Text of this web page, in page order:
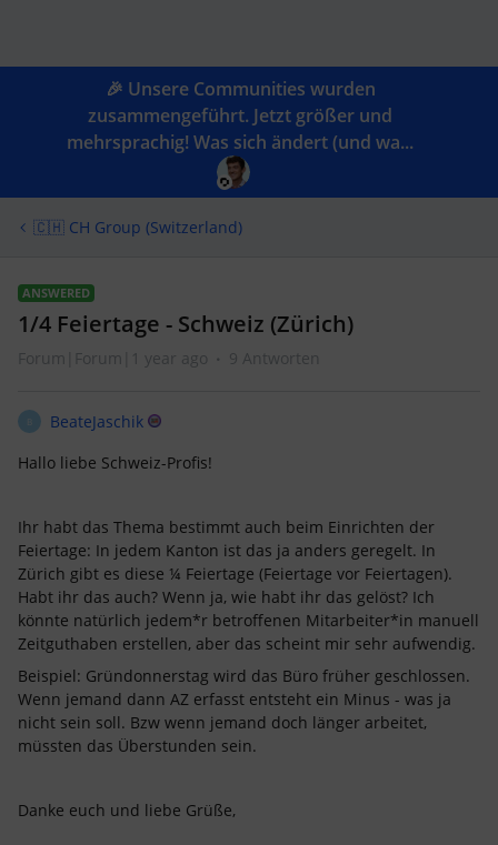
🎉 Unsere Communities wurden
zusammengeführt. Jetzt größer und
mehrsprachig! Was sich ändert (und wa...
🇨🇭 CH Group (Switzerland)
ANSWERED
1/4 Feiertage - Schweiz (Zürich)
Forum|Forum|1 year ago 9 Antworten
BeateJaschik
Hallo liebe Schweiz-Profis!
Ihr habt das Thema bestimmt auch beim Einrichten der
Feiertage: In jedem Kanton ist das ja anders geregelt. In
Zürich gibt es diese ¼ Feiertage (Feiertage vor Feiertagen).
Habt ihr das auch? Wenn ja, wie habt ihr das gelöst? Ich
könnte natürlich jedem*r betroffenen Mitarbeiter*in manuell
Zeitguthaben erstellen, aber das scheint mir sehr aufwendig.
Beispiel: Gründonnerstag wird das Büro früher geschlossen.
Wenn jemand dann AZ erfasst entsteht ein Minus - was ja
nicht sein soll. Bzw wenn jemand doch länger arbeitet,
müssten das Überstunden sein.
Danke euch und liebe Grüße,